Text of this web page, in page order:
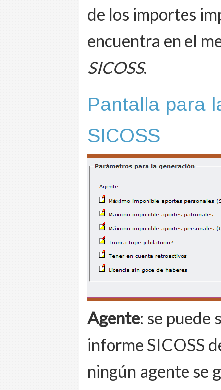
de los importes
encuentra en el
SICOSS.
Pantalla para
SICOSS
Agente: se puede
informe SICOSS
ningún agente se